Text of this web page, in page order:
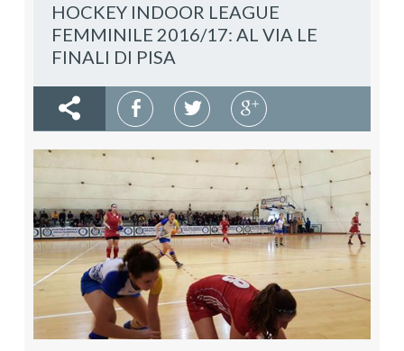
HOCKEY INDOOR LEAGUE
FEMMINILE 2016/17: AL VIA LE
FINALI DI PISA